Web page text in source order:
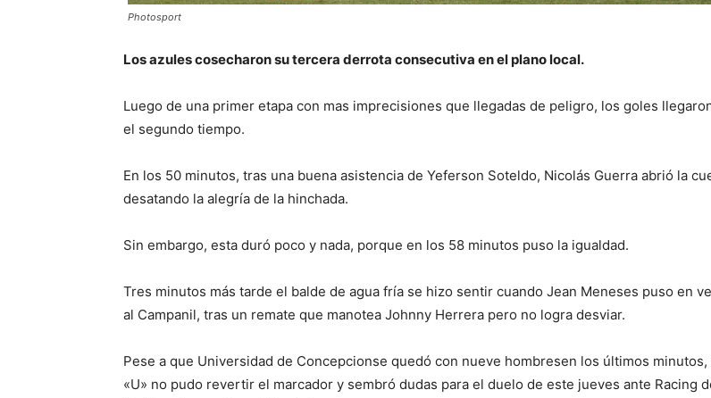
Photosport
Los azules cosecharon su tercera derrota consecutiva en el plano local.
Luego de una primer etapa con mas imprecisiones que llegadas de peligro, los goles
el segundo tiempo.
En los 50 minutos, tras una buena asistencia de Yeferson Soteldo, Nicolás Guerra abrió la
desatando la alegría de la hinchada.
Sin embargo, esta duró poco y nada, porque en los 58 minutos puso la igualdad.
Tres minutos más tarde el balde de agua fría se hizo sentir cuando Jean Meneses puso en
al Campanil, tras un remate que manotea Johnny Herrera pero no logra desviar.
Pese a que Universidad de Concepcionse quedó con nueve hombresen los últimos minutos,
«U» no pudo revertir el marcador y sembró dudas para el duelo de este jueves ante Racing